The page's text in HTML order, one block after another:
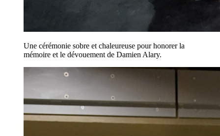
Une cérémonie sobre et chaleureuse pour honorer la
mémoire et le dévouement de Damien Alary.